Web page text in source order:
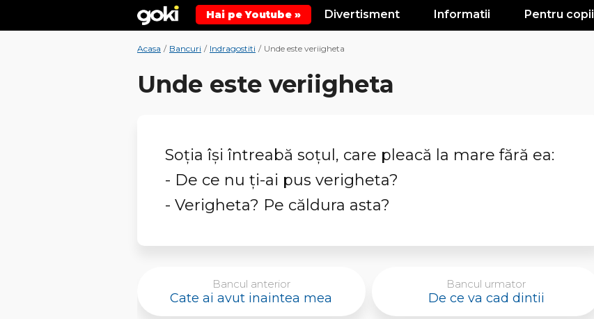
Hai pe Youtube » Divertisment Informatii Pentru copii
Acasa / Bancuri / Indragostiti / Unde este veriigheta
Unde este veriigheta
Soţia îşi întreabă soţul, care pleacă la mare fără ea:
- De ce nu ţi-ai pus verigheta?
- Verigheta? Pe căldura asta?
Bancul anterior
Cate ai avut inaintea mea
Bancul urmator
De ce va cad dintii